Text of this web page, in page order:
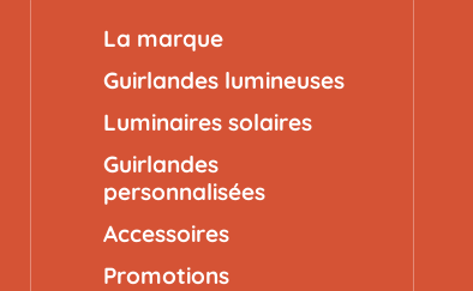
La marque
Guirlandes lumineuses
Luminaires solaires
Guirlandes
personnalisées
Accessoires
Promotions